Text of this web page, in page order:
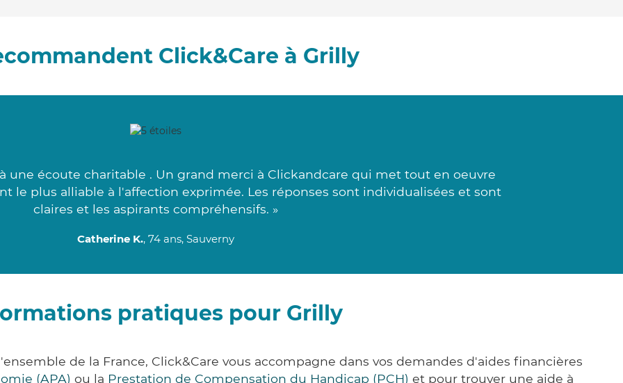
Click&Care à Grilly
une écoute charitable . Un grand merci à Clickandcare qui met tout en oeuvre
le plus alliable à l'affection exprimée. Les réponses sont individualisées et sont
claires et les aspirants compréhensifs. »
Catherine K., 74 ans, Sauverny
pratiques pour Grilly
de la France, Click&Care vous accompagne dans vos demandes d'aides financières
(APA) ou la Prestation de Compensation du Handicap (PCH) et pour trouver une aide à